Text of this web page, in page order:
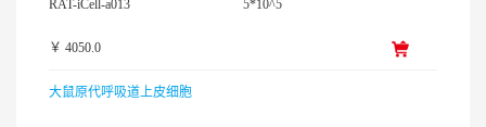
RAT-iCell-a013 5*10^5
￥ 4050.0
大鼠原代呼吸道上皮细胞